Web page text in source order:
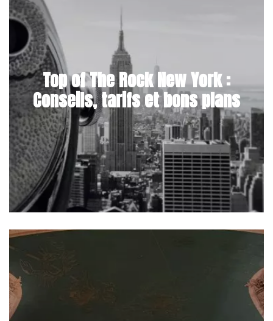
Top of The Rock New York :
Conseils, tarifs et bons plans